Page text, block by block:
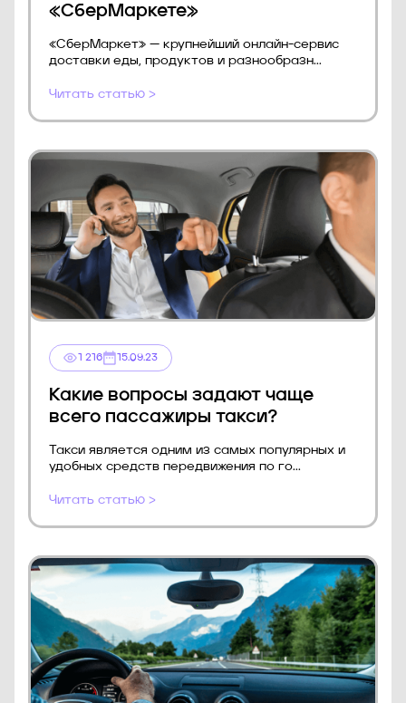
«СберМаркете»
«СберМаркет» — крупнейший онлайн-сервис
доставки еды, продуктов и разнообразн...
Читать статью >
1 216 15.09.23
Какие вопросы задают чаще
всего пассажиры такси?
Такси является одним из самых популярных и
удобных средств передвижения по го...
Читать статью >